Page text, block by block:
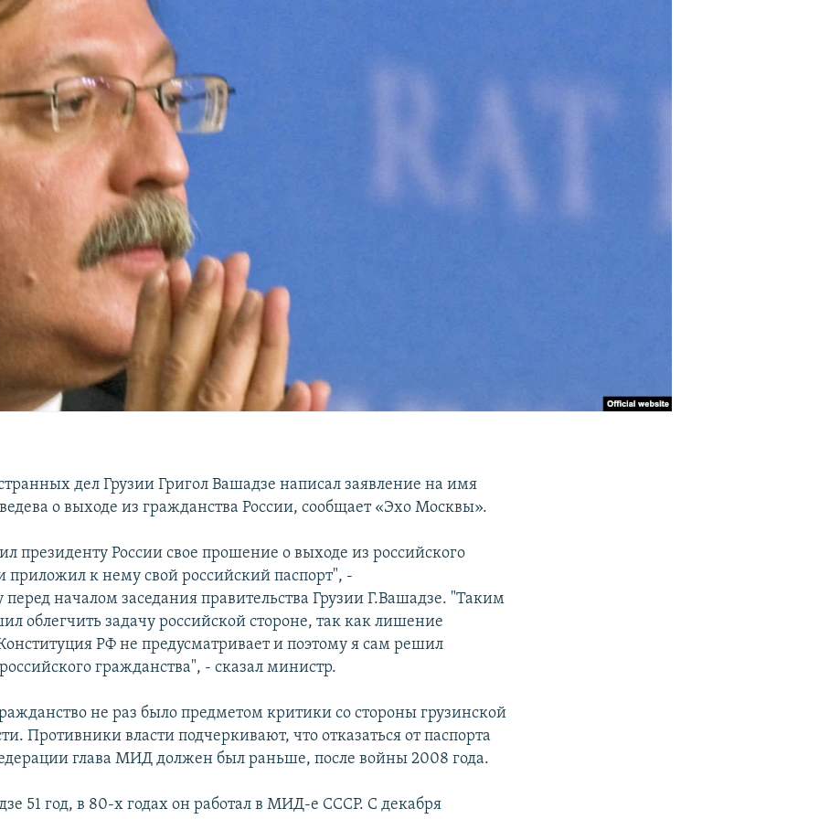
дел Грузии Григол Вашадзе написал заявление на имя
о выходе из гражданства России, сообщает «Эхо Москвы».
президенту России свое прошение о выходе из российского
приложил к нему свой российский паспорт", -
перед началом заседания правительства Грузии Г.Вашадзе. "Таким
облегчить задачу российской стороне, так как лишение
РФ не предусматривает и поэтому я сам решил
российского гражданства", - сказал министр.
не раз было предметом критики со стороны грузинской
Противники власти подчеркивают, что отказаться от паспорта
глава МИД должен был раньше, после войны 2008 года.
51 год, в 80-х годах он работал в МИД-е СССР. С декабря